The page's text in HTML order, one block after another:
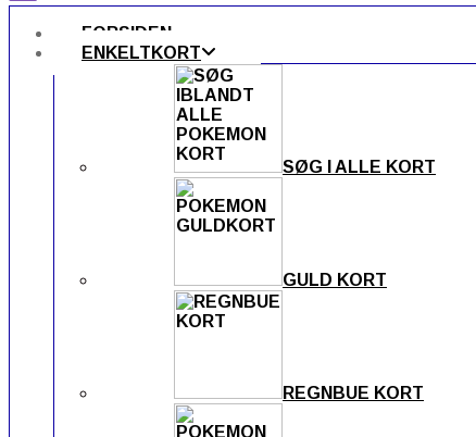
FORSIDEN
ENKELTKORT
SØG I ALLE KORT
GULD KORT
REGNBUE KORT